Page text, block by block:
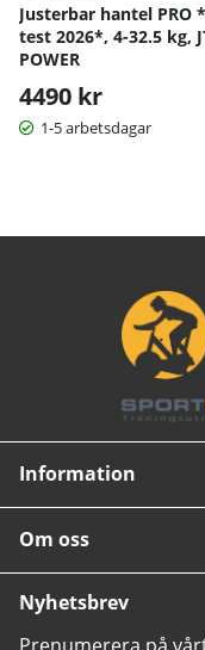
Justerbar hantel PRO
test 2026*, 4-32.5 kg,
POWER
4490 kr
1-5 arbetsdagar
Information
Om oss
Nyhetsbrev
Prenumerera på